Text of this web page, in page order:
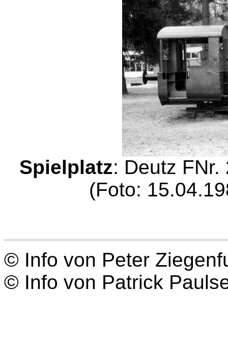
Spielplatz: Deutz FNr.
(Foto:
© Info von Peter
© Info von Patrick